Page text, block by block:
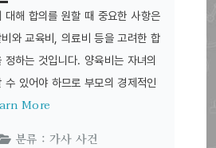
대해 합의를 원할 때 중요한 사항은
와 교육비, 의료비 등을 고려한 합
정하는 것입니다. 양육비는 자녀의
수 있어야 하므로 부모의 경제적인
More
분류 : 가사 사건